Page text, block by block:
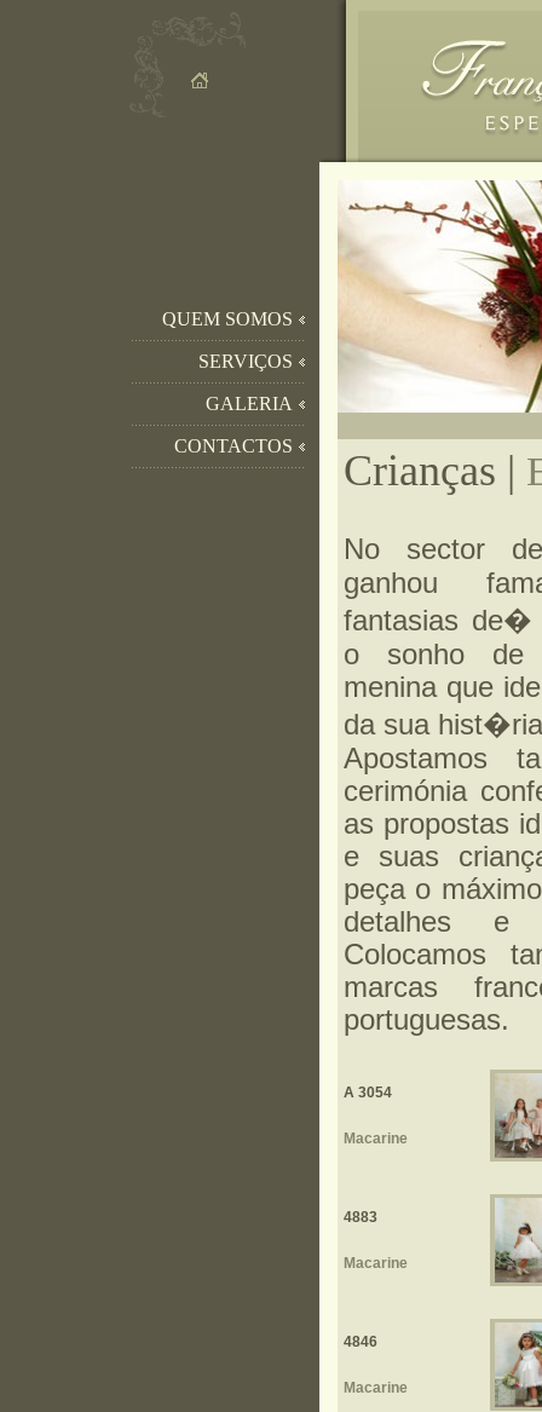
QUEM SOMOS
SERVIÇOS
GALERIA
CONTACTOS
Crianças |
No sector
ganhou
fantasias de�
o sonho de
menina que
da sua
Apostamos
cerimónia
as propostas
e suas
peça o
detalhes e
Colocamos
marcas
portuguesas.
A 3054
Macarine
4883
Macarine
4846
Macarine